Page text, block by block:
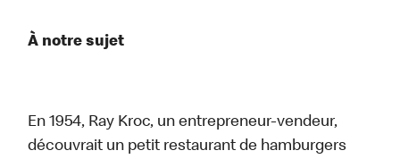
À notre sujet
En 1954, Ray Kroc, un entrepreneur-vendeur,
découvrait un petit restaurant de hamburgers